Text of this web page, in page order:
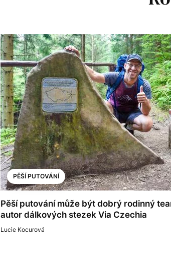
PĚŠÍ PUTOVÁNÍ
Pěší putování může být dobrý rodinný
autor dálkových stezek Via Czechia
Lucie Kocurová